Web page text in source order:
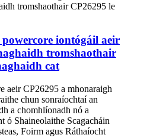
powercore iontógáil aeir
tromshaothair
cat
aeir CP26295 a mhonaraigh
chun sonraíochtaí an
a chomhlíonadh nó a
ó Shaineolaithe Scagacháin
Foirm agus Ráthaíocht